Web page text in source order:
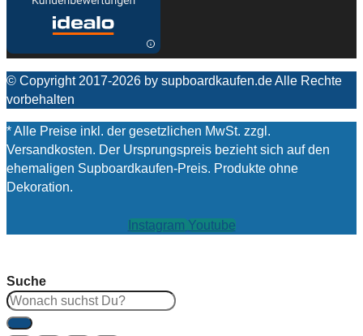
© Copyright 2017-2026 by supboardkaufen.de Alle Rechte
vorbehalten
* Alle Preise inkl. der gesetzlichen MwSt. zzgl.
Versandkosten. Der Ursprungspreis bezieht sich auf den
ehemaligen Supboardkaufen-Preis. Produkte ohne
Dekoration.
Instagram Youtube
Suche